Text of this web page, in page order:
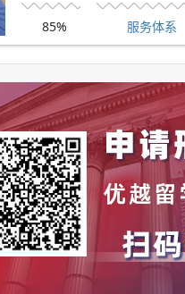
85% 服务体系